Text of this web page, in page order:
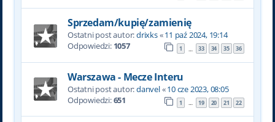
Sprzedam/kupię/zamienię
Ostatni post autor:drixks«11 paź 2024, 19:14
Odpowiedzi: 1057 1 … 33 34 35 36
Warszawa - Mecze Interu
Ostatni post autor:danvel«10 cze 2023, 08:05
Odpowiedzi:651 1 … 19 20 21 22